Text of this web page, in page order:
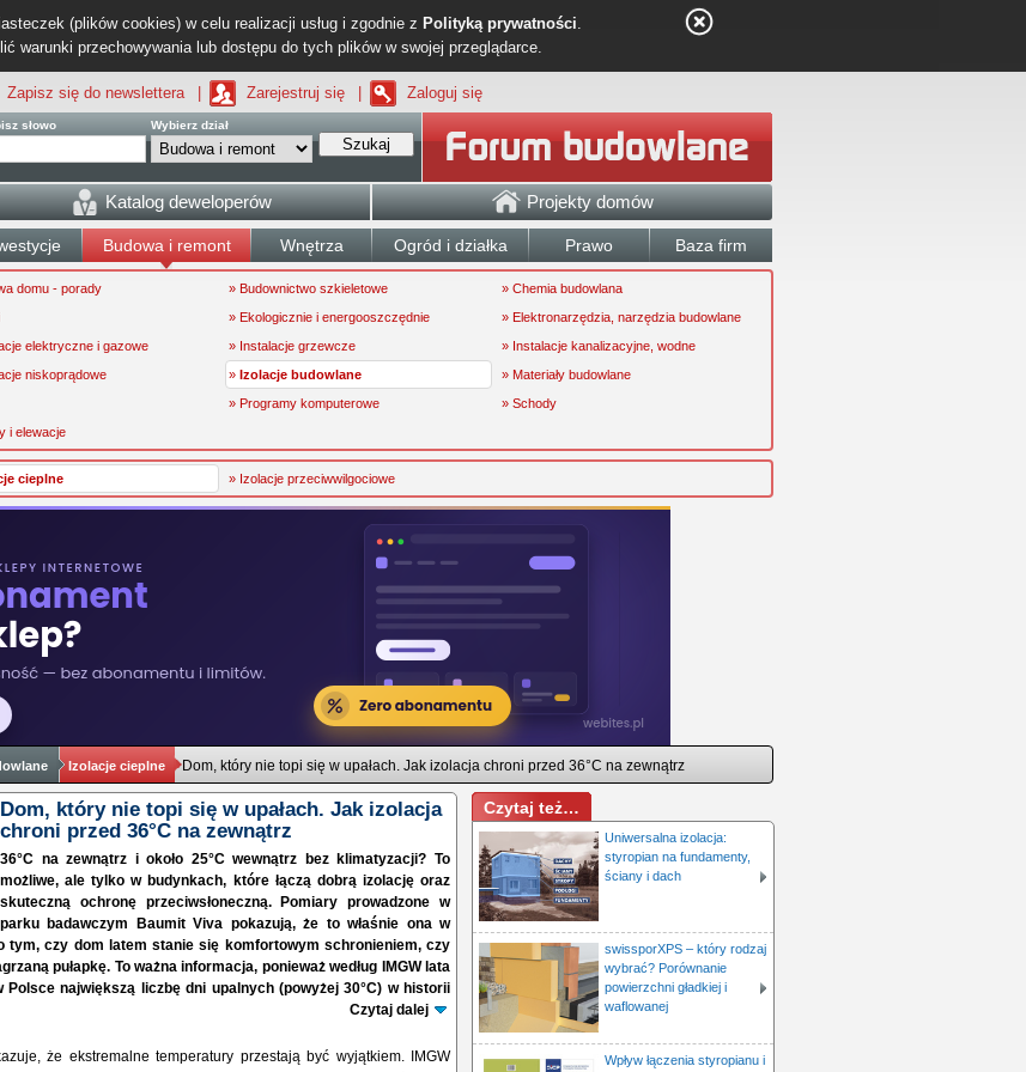
(plików cookies) w celu realizacji usług i zgodnie z Polityką prywatności.
warunki przechowywania lub dostępu do tych plików w swojej przeglądarce.
Zapisz się do newslettera Zarejestruj się Zaloguj się
słowo Wybierz dział
Szukaj
Katalog deweloperów Projekty domów
Budowa i remont Wnętrza Ogród i działka Prawo Baza firm
domu - porady » Budownictwo szkieletowe
» Chemia budowlana
» Ekologicznie i energooszczędnie
» Elektronarzędzia, narzędzia budowlane
elektryczne i gazowe » Instalacje grzewcze
» Instalacje kanalizacyjne, wodne
niskoprądowe » Izolacje budowlane
» Materiały budowlane
» Programy komputerowe
» Schody
i elewacje
cieplne » Izolacje przeciwwilgociowe
Izolacje cieplne Dom, który nie topi się w upałach. Jak izolacja chroni przed 36°C na zewnątrz
Dom, który nie topi się w upałach. Jak izolacja
chroni przed 36°C na zewnątrz
36°C na zewnątrz i około 25°C wewnątrz bez klimatyzacji? To
możliwe, ale tylko w budynkach, które łączą dobrą izolację oraz
skuteczną ochronę przeciwsłoneczną. Pomiary prowadzone w
parku badawczym Baumit Viva pokazują, że to właśnie ona w
tym, czy dom latem stanie się komfortowym schronieniem, czy
pułapkę. To ważna informacja, ponieważ według IMGW lata
Polsce największą liczbę dni upalnych (powyżej 30°C) w historii
Czytaj dalej
że ekstremalne temperatury przestają być wyjątkiem. IMGW
Czytaj też…
Uniwersalna izolacja:
styropian na fundamenty,
ściany i dach
swissporXPS – który rodzaj
wybrać? Porównanie
powierzchni gładkiej i
waflowanej
Wpływ łączenia styropianu i